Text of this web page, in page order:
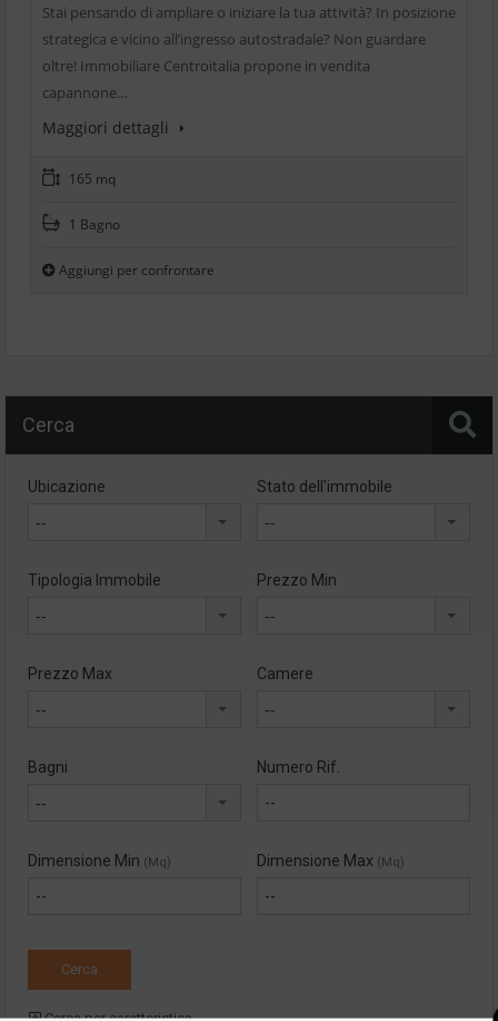
Stai pensando di ampliare o iniziare la tua attività? In posizione
strategica e vicino all’ingresso autostradale? Non guardare
oltre! Immobiliare Centroitalia propone in vendita
capannone…
Maggiori dettagli
165 mq
1 Bagno
Aggiungi per confrontare
Cerca
Ubicazione
--
Stato dell'immobile
--
Tipologia Immobile
--
Prezzo Min
--
Prezzo Max
--
Camere
--
Bagni
--
Numero Rif.
Dimensione Min (Mq) Dimensione Max (Mq)
Cerca per caratteristica